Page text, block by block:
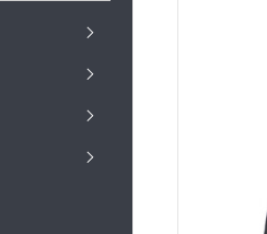
Prospect / Fury
Prospect / Fury
Primal / Split /